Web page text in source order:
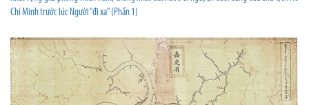
Chí Minh trước lúc Người “đi xa” (Phần 1)